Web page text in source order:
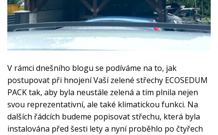
V rámci dnešního blogu se podíváme na to, jak
postupovat při hnojení Vaší zelené střechy ECOSEDUM
PACK tak, aby byla neustále zelená a tím plnila nejen
svou reprezentativní, ale také klimatickou funkci. Na
dalších řádcích budeme popisovat střechu, která byla
instalována před šesti lety a nyní proběhlo po čtyřech